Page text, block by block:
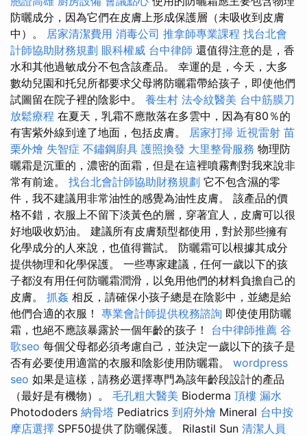
防曬成分，因為它們在皮膚上形成保護層（未吸收到皮膚
中）。 居家清潔費用 消毒公司 推拿師專業課程 找台北會
計師協助財務規劃 眼科權威 台中律師 還值得注意的是，香
水和其他過敏成分不包含該產品。 幸運的是，今天，大多
數幼兒園和托兒所都要求父母將防曬霜帶給孩子，即使他們
試圖留在院子裡的陰影中。 養生村 法令紋醫美 台中筋膜刀
放鬆療程 在夏天，乳霜不應散落在多雲中，因為有80％的
有害紫外線到達了地面，包括皮膚。 居家打掃 近視雷射 苗
栗外燴 失智症 不鏽鋼廚具 護照換發 大里整骨服務 物理防
曬霜是沉重的，濃密的面霜，但是在這裡噴霧劑對我來說非
常有前途。 找台北會計師協助財務規劃 它不包含濕的零
件，我不建議用非常油性的感覺為油性皮膚。 該產品的價
格不錯，衣服上不留下淡黃色的層，穿著宜人，皮膚可以很
好地吸收奶油。 建議所有皮膚類型都使用，對於那些擁有
化學成分的人來說，也值得嘗試。 防曬霜可以根據其成分
提供物理和化學保護。 一些專家建議，任何一歲以下的孩
子都沒有用任何防曬霜潤滑，以免用他們的材料負擔自己的
皮膚。 抓姦 相反，請確保小孩子總是在陰影中，並總是給
他們合適的衣服！ 專業會計師提供稅務諮詢 即使使用防曬
霜，也絕不應該暴露於一個年齡的孩子！ 台中律師推薦 谷
歌seo 每個父母都必須考慮自己，並決定一歲以下的孩子是
否有必要使用適當的衣服和陰影使用防曬霜。 wordpress
seo 如果是這樣，請務必選擇專門為該年齡段設計的產品
（最好是有機物）。 毛孔粗大醫美 Bioderma 頂樓 漏水
Photododers 納骨塔 Pediatrics 到府外燴 Mineral 台中按
摩店選擇 SPF50提供了防曬保護。 Rilastil Sun 清潔人員